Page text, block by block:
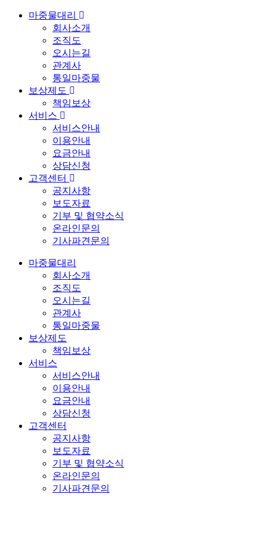
마중물대리
회사소개
조직도
오시는길
관계사
통일마중물
보상제도
책임보상
서비스
서비스안내
이용안내
요금안내
상담신청
고객센터
공지사항
보도자료
기부 및 협약소식
온라인문의
기사파견문의
마중물대리
회사소개
조직도
오시는길
관계사
통일마중물
보상제도
책임보상
서비스
서비스안내
이용안내
요금안내
상담신청
고객센터
공지사항
보도자료
기부 및 협약소식
온라인문의
기사파견문의